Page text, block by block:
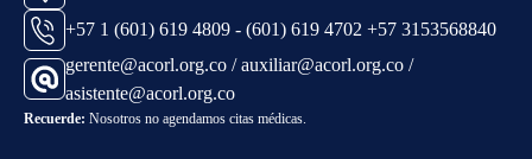
+57 1 (601) 619 4809 - (601) 619 4702 +57 3153568840
gerente@acorl.org.co / auxiliar@acorl.org.co /
asistente@acorl.org.co
Recuerde: Nosotros no agendamos citas médicas.